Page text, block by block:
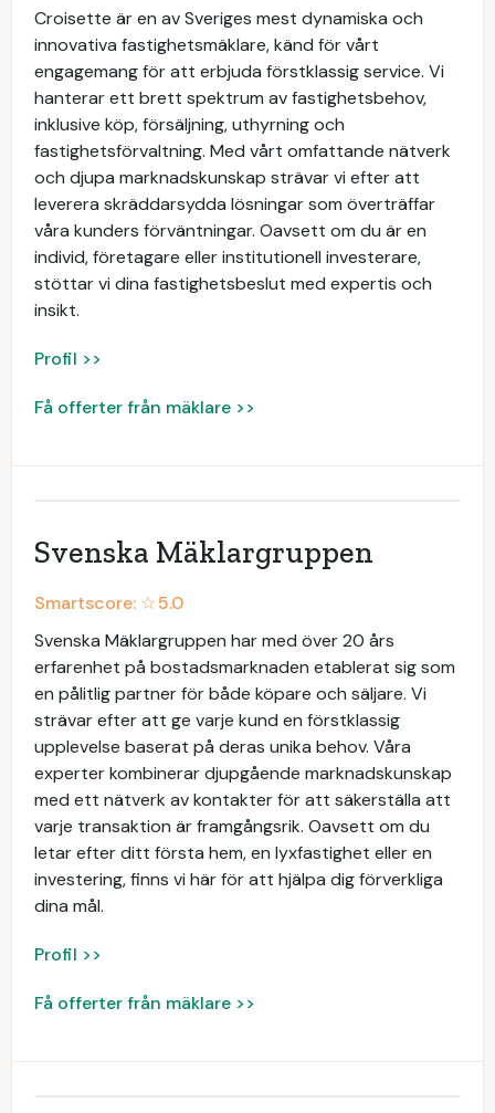
Croisette är en av Sveriges mest dynamiska och
innovativa fastighetsmäklare, känd för vårt
engagemang för att erbjuda förstklassig service. Vi
hanterar ett brett spektrum av fastighetsbehov,
inklusive köp, försäljning, uthyrning och
fastighetsförvaltning. Med vårt omfattande nätverk
och djupa marknadskunskap strävar vi efter att
leverera skräddarsydda lösningar som överträffar
våra kunders förväntningar. Oavsett om du är en
individ, företagare eller institutionell investerare,
stöttar vi dina fastighetsbeslut med expertis och
insikt.
Profil >>
Få offerter från mäklare >>
Svenska Mäklargruppen
Smartscore: ☆5.0
Svenska Mäklargruppen har med över 20 års
erfarenhet på bostadsmarknaden etablerat sig som
en pålitlig partner för både köpare och säljare. Vi
strävar efter att ge varje kund en förstklassig
upplevelse baserat på deras unika behov. Våra
experter kombinerar djupgående marknadskunskap
med ett nätverk av kontakter för att säkerställa att
varje transaktion är framgångsrik. Oavsett om du
letar efter ditt första hem, en lyxfastighet eller en
investering, finns vi här för att hjälpa dig förverkliga
dina mål.
Profil >>
Få offerter från mäklare >>